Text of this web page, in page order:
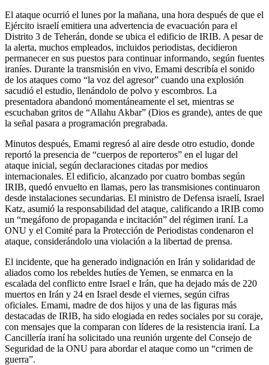
El ataque ocurrió el lunes por la mañana, una hora después de que el
Ejército israelí emitiera una advertencia de evacuación para el
Distrito 3 de Teherán, donde se ubica el edificio de IRIB. A pesar de
la alerta, muchos empleados, incluidos periodistas, decidieron
permanecer en sus puestos para continuar informando, según fuentes
iraníes. Durante la transmisión en vivo, Emami describía el sonido
de los ataques como “la voz del agresor” cuando una explosión
sacudió el estudio, llenándolo de polvo y escombros. La
presentadora abandonó momentáneamente el set, mientras se
escuchaban gritos de “Allahu Akbar” (Dios es grande), antes de que
la señal pasara a programación pregrabada.
Minutos después, Emami regresó al aire desde otro estudio, donde
reportó la presencia de “cuerpos de reporteros” en el lugar del
ataque inicial, según declaraciones citadas por medios
internacionales. El edificio, alcanzado por cuatro bombas según
IRIB, quedó envuelto en llamas, pero las transmisiones continuaron
desde instalaciones secundarias. El ministro de Defensa israelí, Israel
Katz, asumió la responsabilidad del ataque, calificando a IRIB como
un “megáfono de propaganda e incitación” del régimen iraní. La
ONU y el Comité para la Protección de Periodistas condenaron el
ataque, considerándolo una violación a la libertad de prensa.
El incidente, que ha generado indignación en Irán y solidaridad de
aliados como los rebeldes hutíes de Yemen, se enmarca en la
escalada del conflicto entre Israel e Irán, que ha dejado más de 220
muertos en Irán y 24 en Israel desde el viernes, según cifras
oficiales. Emami, madre de dos hijos y una de las figuras más
destacadas de IRIB, ha sido elogiada en redes sociales por su coraje,
con mensajes que la comparan con líderes de la resistencia iraní. La
Cancillería iraní ha solicitado una reunión urgente del Consejo de
Seguridad de la ONU para abordar el ataque como un “crimen de
guerra”.